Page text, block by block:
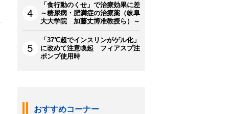
「食行動のくせ」で治療効果に差
～糖尿病・肥満症の治療薬（岐阜
大大学院 加藤丈博准教授ら）～
「37℃超でインスリンがゲル化」
に改めて注意喚起 フィアスプ注
ポンプ使用時
おすすめコーナー